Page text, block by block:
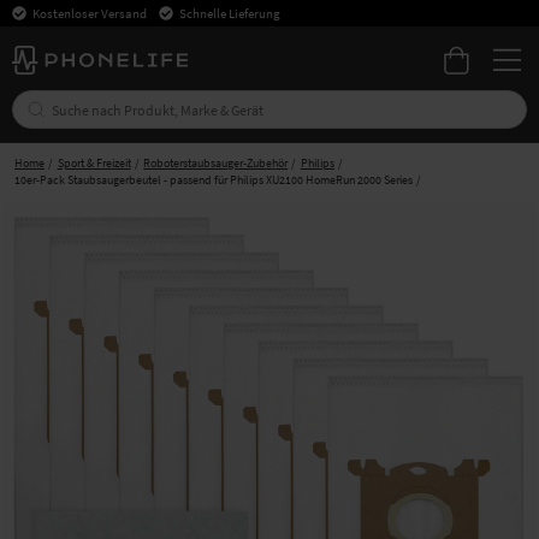
Kostenloser Versand Schnelle Lieferung
Home Sport & Freizeit Roboterstaubsauger-Zubehör
Philips
10er-Pack Staubsaugerbeutel - passend für Philips XU2100 HomeRun 2000 Series